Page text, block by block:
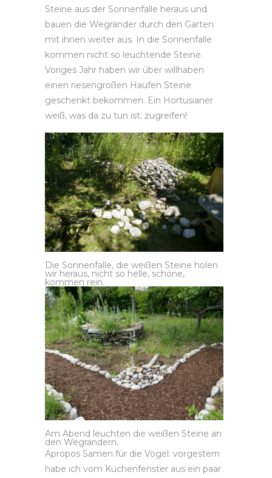
Steine aus der Sonnenfalle heraus und
bauen die Wegränder durch den Garten
mit ihnen weiter aus. In die Sonnenfalle
kommen nicht so leuchtende Steine.
Voriges Jahr haben wir über willhaben
einen riesengroßen Haufen Steine
geschenkt bekommen. Ein Hortusianer
weiß, was da zu tun ist: zugreifen!
Die Sonnenfalle, die weißen Steine holen
wir heraus, nicht so helle, schöne,
kommen rein.
Am Abend leuchten die weißen Steine an
den Wegrändern.
Apropos Samen für die Vögel: vorgestern
habe ich vom Küchenfenster aus ein paar